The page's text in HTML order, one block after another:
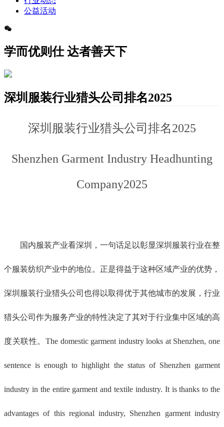
公益活动
学而优则仕 达者善天下
深圳服装行业猎头公司排名2025
深圳服装行业猎头公司排名2025
Shenzhen Garment Industry Headhunting
Company2025
国内服装产业看深圳，一句话足以彰显深圳服装行业在整
个服装纺织产业中的地位。正是得益于这种区域产业的优势，
深圳服装行业猎头公司也得以取得优于其他城市的发展，行业
猎头公司作为服务产业的特性决定了其对于行业集中区域的高
度关联性。The domestic garment industry looks at Shenzhen, one
sentence is enough to highlight the status of Shenzhen garment
industry in the entire garment and textile industry. It is thanks to the
advantages of this regional industry, Shenzhen garment industry